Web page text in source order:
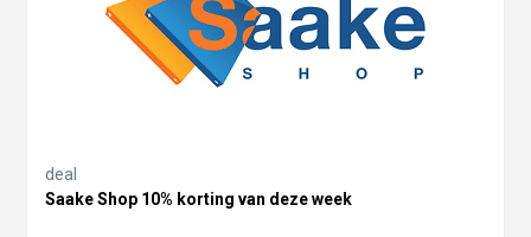
deal
Saake Shop 10% korting van deze week